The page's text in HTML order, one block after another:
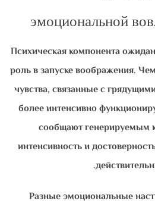
эмоциональной
Психическая компонента
роль в запуске воображения.
чувства, связанные с
более интенсивно
сообщают генерируемым
интенсивность и
Разные эмоциональные